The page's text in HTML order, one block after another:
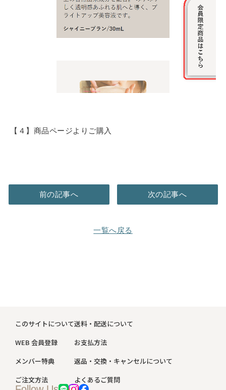
【４】商品ページよりご購入
前の記事へ
一覧へ戻る
次の記事へ
このサイトについて
WEB 会員登録
メンバー特典
ご注文方法
送料・配送について
お支払方法
返品・交換・キャンセルについて
よくあるご質問